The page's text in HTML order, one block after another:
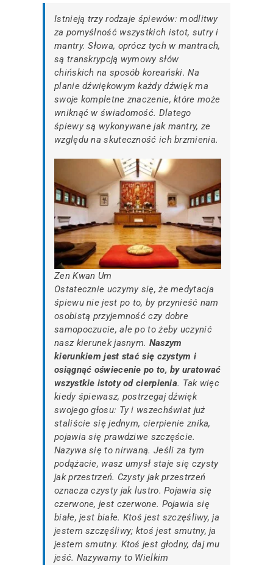
Istnieją trzy rodzaje śpiewów: modlitwy
za pomyślność wszystkich istot, sutry i
mantry. Słowa, oprócz tych w mantrach,
są transkrypcją wymowy słów
chińskich na sposób koreański. Na
planie dźwiękowym każdy dźwięk ma
swoje kompletne znaczenie, które może
wniknąć w świadomość. Dlatego
śpiewy są wykonywane jak mantry, ze
względu na skuteczność ich brzmienia.
Zen Kwan Um
Ostatecznie uczymy się, że medytacja
śpiewu nie jest po to, by przynieść nam
osobistą przyjemność czy dobre
samopoczucie, ale po to żeby uczynić
nasz kierunek jasnym. Naszym
kierunkiem jest stać się czystym i
osiągnąć oświecenie po to, by uratować
wszystkie istoty od cierpienia. Tak więc
kiedy śpiewasz, postrzegaj dźwięk
swojego głosu: Ty i wszechświat już
staliście się jednym, cierpienie znika,
pojawia się prawdziwe szczęście.
Nazywa się to nirwaną. Jeśli za tym
podążacie, wasz umysł staje się czysty
jak przestrzeń. Czysty jak przestrzeń
oznacza czysty jak lustro. Pojawia się
czerwone, jest czerwone. Pojawia się
białe, jest białe. Ktoś jest szczęśliwy, ja
jestem szczęśliwy; ktoś jest smutny, ja
jestem smutny. Ktoś jest głodny, daj mu
jeść. Nazywamy to Wielkim